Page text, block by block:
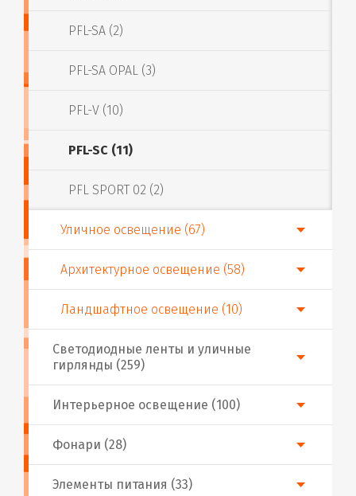
Фонари (28)
Интерьерное освещение (100)
Светодиодные ленты и уличные
гирлянды (259)
PFL-SA (2)
PFL-SA OPAL (3)
PFL-V (10)
PFL-SC (11)
PFL SPORT 02 (2)
Уличное освещение (67)
Архитектурное освещение (58)
Ландшафтное освещение (10)
Элементы питания (33)